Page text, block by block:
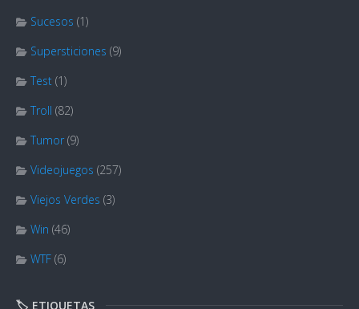
Sucesos (1)
Supersticiones (9)
Test (1)
Troll (82)
Tumor (9)
Videojuegos (257)
Viejos Verdes (3)
Win (46)
WTF (6)
🏷️ ETIQUETAS